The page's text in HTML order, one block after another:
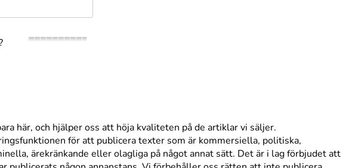
här, och hjälper oss att höja kvaliteten på de artiklar vi säljer.
för att publicera texter som är kommersiella, politiska,
ärekränkande eller olagliga på något annat sätt. Det är i lag förbjudet att